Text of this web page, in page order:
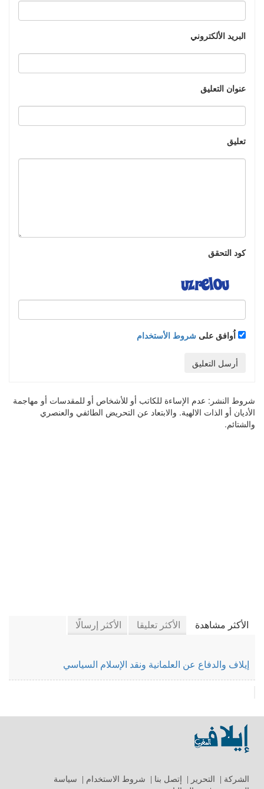
البريد الألكتروني
عنوان التعليق
تعليق
كود التحقق
اُوافق على شروط الأستخدام
أرسل التعليق
شروط النشر: عدم الإساءة للكاتب أو للأشخاص أو للمقدسات أو مهاجمة
الأديان أو الذات الالهية. والابتعاد عن التحريض الطائفي والعنصري
والشتائم.
الأكثر مشاهدة الأكثر تعليقا الأكثر إرسالًا
إيلاف والدفاع عن العلمانية ونقد الإسلام السياسي
الشركة التحرير إتصل بنا شروط الاستخدام
سياسة